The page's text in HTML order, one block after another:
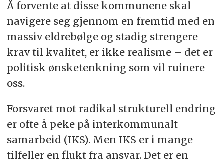
Å forvente at disse kommunene skal
navigere seg gjennom en fremtid med en
massiv eldrebølge og stadig strengere
krav til kvalitet, er ikke realisme – det er
politisk ønsketenkning som vil ruinere
oss.
Forsvaret mot radikal strukturell endring
er ofte å peke på interkommunalt
samarbeid (IKS). Men IKS er i mange
tilfeller en flukt fra ansvar. Det er en